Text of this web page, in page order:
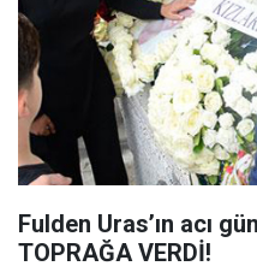
Fulden Uras’ın acı
TOPRAĞA VERDİ!